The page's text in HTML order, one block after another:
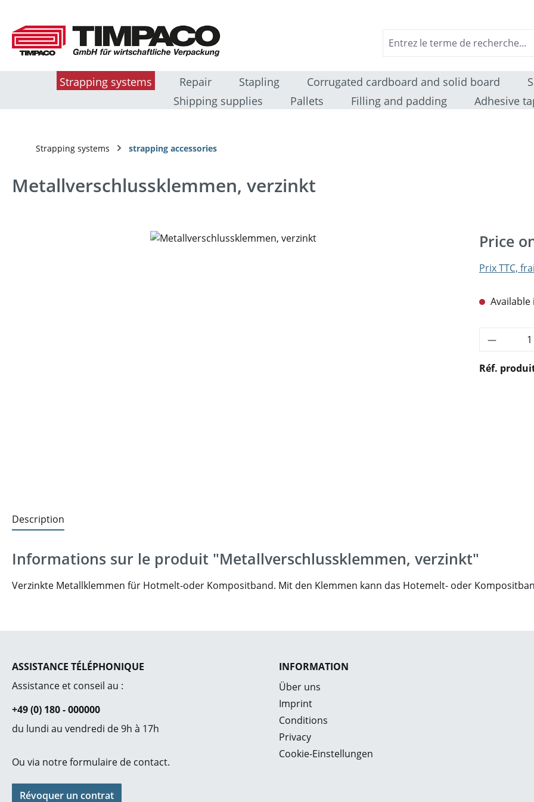
Strapping systems Repair Stapling Corrugated cardboard and solid board
Shipping supplies
Pallets Filling and padding Adhesive
Strapping systems strapping accessories
Metallverschlussklemmen, verzinkt
Price
Prix TTC,
Available
Réf.
Description
Informations sur le produit "Metallverschlussklemmen, verzinkt"
Verzinkte Metallklemmen für Hotmelt-oder Kompositband. Mit den Klemmen kann das Hotemelt- oder
ASSISTANCE TÉLÉPHONIQUE
Assistance et conseil au :
+49 (0) 180 - 000000
du lundi au vendredi de 9h à 17h
Ou via notreformulaire de contact.
Révoquer un contrat
INFORMATION
Über uns
Imprint
Conditions
Privacy
Cookie-Einstellungen